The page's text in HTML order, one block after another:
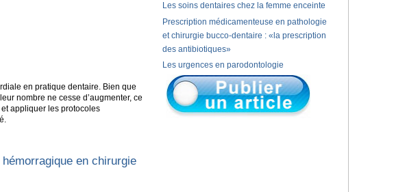
en pratique dentaire. Bien que
nombre ne cesse d’augmenter, ce
appliquer les protocoles
en chirurgie
Les soins dentaires chez la femme enceinte
Prescription médicamenteuse en pathologie
et chirurgie bucco-dentaire : «la prescription
des antibiotiques»
Les urgences en parodontologie